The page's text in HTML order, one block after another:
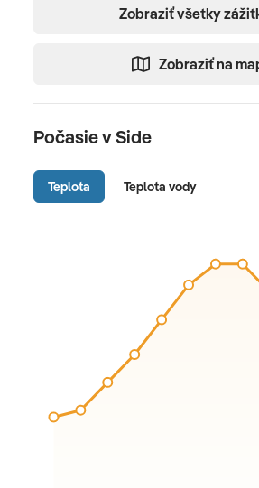
Zobraziť všetky
Zobraziť na
Počasie v Side
Teplota Teplota vody